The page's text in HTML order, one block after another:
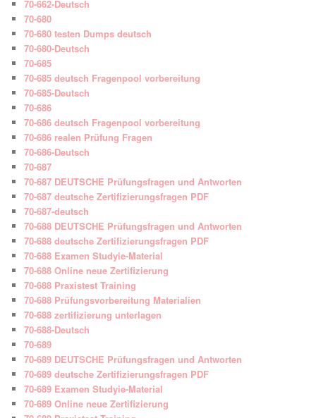
70-662-Deutsch
70-680
70-680 testen Dumps deutsch
70-680-Deutsch
70-685
70-685 deutsch Fragenpool vorbereitung
70-685-Deutsch
70-686
70-686 deutsch Fragenpool vorbereitung
70-686 realen Prüfung Fragen
70-686-Deutsch
70-687
70-687 DEUTSCHE Prüfungsfragen und Antworten
70-687 deutsche Zertifizierungsfragen PDF
70-687-deutsch
70-688 DEUTSCHE Prüfungsfragen und Antworten
70-688 deutsche Zertifizierungsfragen PDF
70-688 Examen Studyie-Material
70-688 Online neue Zertifizierung
70-688 Praxistest Training
70-688 Prüfungsvorbereitung Materialien
70-688 zertifizierung unterlagen
70-688-Deutsch
70-689
70-689 DEUTSCHE Prüfungsfragen und Antworten
70-689 deutsche Zertifizierungsfragen PDF
70-689 Examen Studyie-Material
70-689 Online neue Zertifizierung